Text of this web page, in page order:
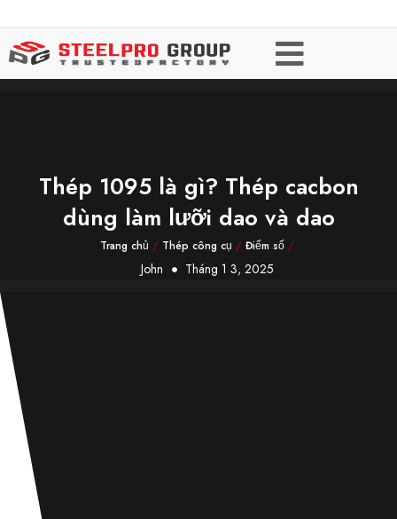
Thép 1095 là gì? Thép cacbon
dùng làm lưỡi dao và dao
Trang chủ / Thép công cụ / Điểm số/
John Tháng 1 3, 2025